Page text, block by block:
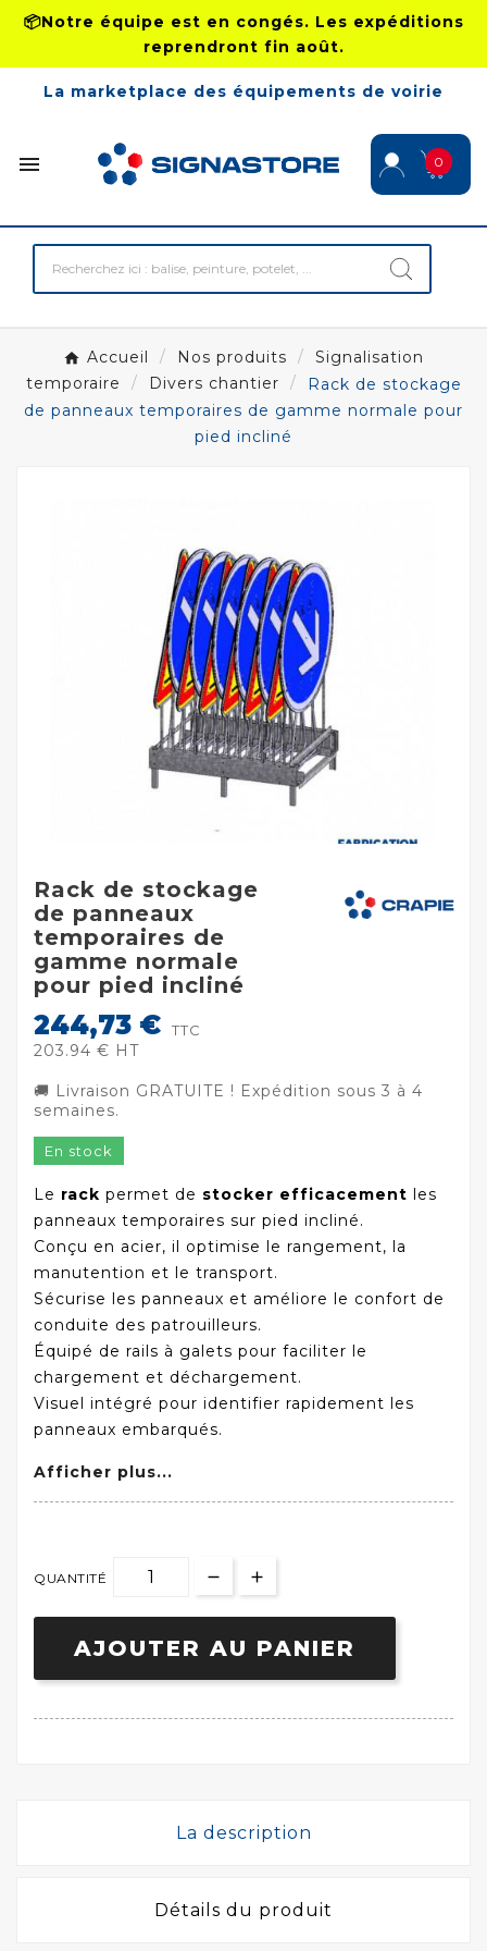
📦Notre équipe est en congés. Les expéditions
reprendront fin août.
La marketplace des équipements de voirie
 0
Accueil Nos produits
Signalisation
temporaire
Divers chantier
Rack de stockage
de panneaux temporaires de gamme normale pour
pied incliné
Rack de stockage
de panneaux
temporaires de
gamme normale
pour pied incliné
244,73 € TTC
203.94 € HT
🚚 Livraison GRATUITE ! Expédition sous 3 à 4
semaines.
En stock
Le rack permet de stocker efficacement les
panneaux temporaires sur pied incliné.
Conçu en acier, il optimise le rangement, la
manutention et le transport.
Sécurise les panneaux et améliore le confort de
conduite des patrouilleurs.
Équipé de rails à galets pour faciliter le
chargement et déchargement.
Visuel intégré pour identifier rapidement les
panneaux embarqués.
Afficher plus...
QUANTITÉ
AJOUTER AU PANIER
La description
Détails du produit